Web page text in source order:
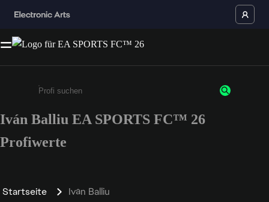
Gib mindestens 3 Zeichen oder Ziffern ein
Iván Balliu EA SPORTS FC™ 26
Profiwerte
Startseite Iván Balliu